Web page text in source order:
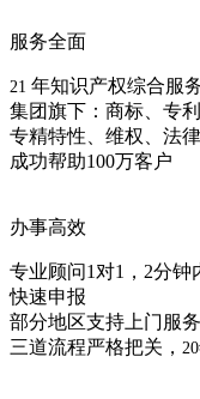
服务全面
21 年知识产权综合服
集团旗下：商标、专
专精特性、维权、法
成功帮助100万客户
办事高效
专业顾问1对1，2分钟
快速申报
部分地区支持上门服务
三道流程严格把关， 20